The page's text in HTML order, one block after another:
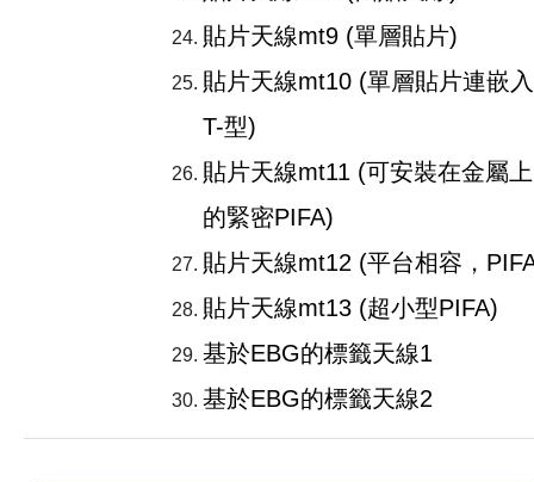
貼片天線mt9 (單層貼片)
貼片天線mt10 (單層貼片連嵌入
T-型)
貼片天線mt11 (可安裝在金屬上
的緊密PIFA)
貼片天線mt12 (平台相容，
貼片天線mt13 (超小型PIFA)
基於EBG的標籤天線1
基於EBG的標籤天線2